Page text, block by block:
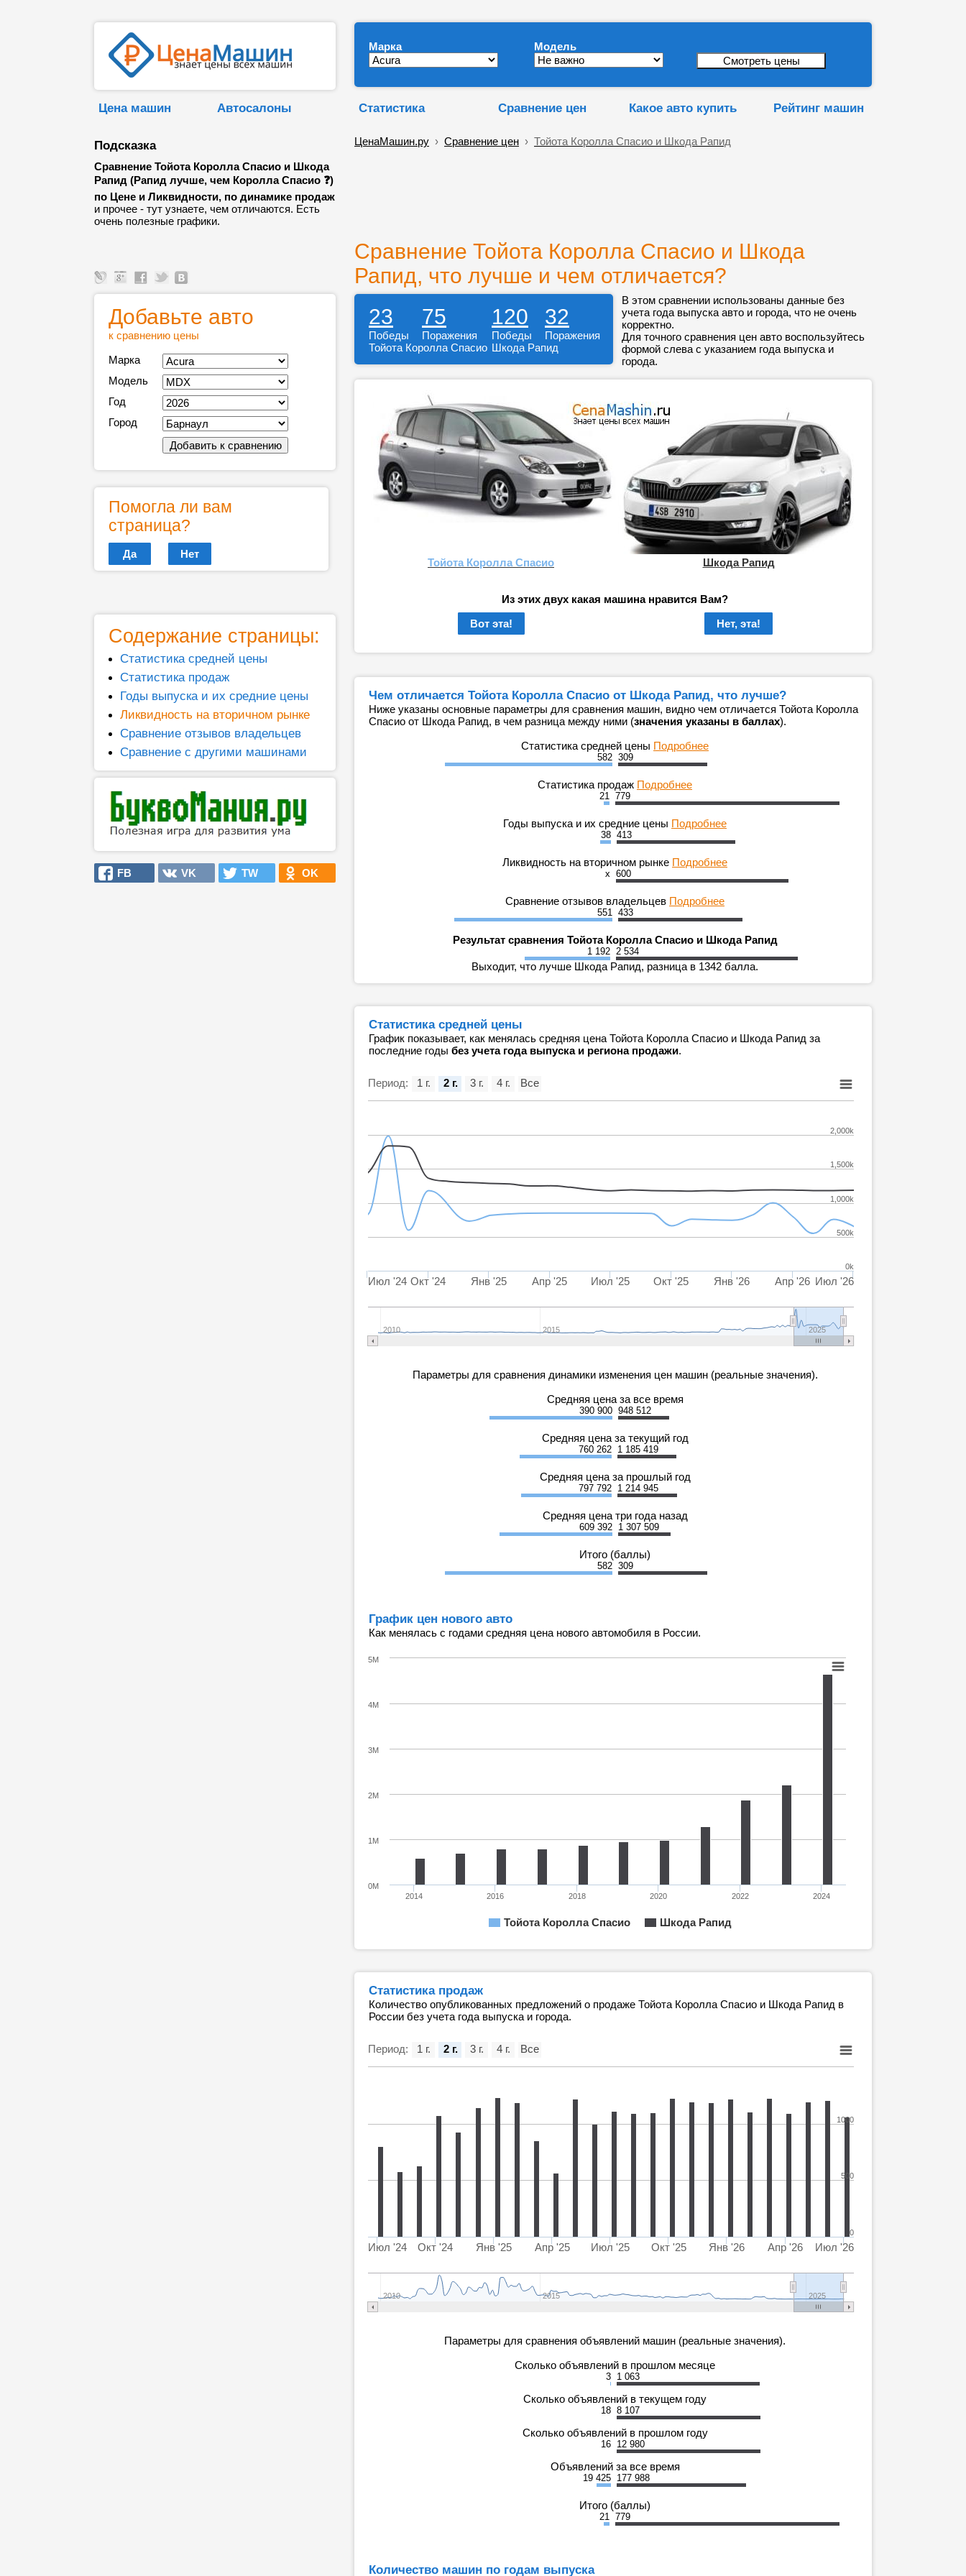
Марка Модель
Цена машин Автосалоны Статистика Сравнение цен Какое авто купить Рейтинг машин
Подсказка
Сравнение Тойота Королла Спасио и Шкода
Рапид (Рапид лучше, чем Королла Спасио ❓)
по Цене и Ликвидности, по динамике продаж
и прочее - тут узнаете, чем отличаются. Есть
очень полезные графики.
ЦенаМашин.ру › Сравнение цен › Тойота Королла Спасио и Шкода Рапид
Сравнение Тойота Королла Спасио и Шкода
Рапид, что лучше и чем отличается?
Добавьте авто
к сравнению цены
Марка
Модель
Год
Город
Помогла ли вам
страница?
Да Нет
Содержание страницы:
Статистика средней цены
Статистика продаж
Годы выпуска и их средние цены
Ликвидность на вторичном рынке
Сравнение отзывов владельцев
Сравнение с другими машинами
FB VK TW OK
23 75 120 32
Победы Поражения Победы
Поражения
Тойота Королла Спасио Шкода Рапид
В этом сравнении использованы данные без
учета года выпуска авто и города, что не очень
корректно.
Для точного сравнения цен авто воспользуйтесь
формой слева с указанием года выпуска и
города.
Тойота Королла Спасио Шкода Рапид
Из этих двух какая машина нравится Вам?
Вот эта!
Нет, эта!
Чем отличается Тойота Королла Спасио от Шкода Рапид, что лучше?
Ниже указаны основные параметры для сравнения машин, видно чем отличается Тойота Королла
Спасио от Шкода Рапид, в чем разница между ними (значения указаны в баллах).
Статистика средней цены Подробнее
582 309
Статистика продаж Подробнее
21 779
Годы выпуска и их средние цены Подробнее
38 413
Ликвидность на вторичном рынке Подробнее
x 600
Сравнение отзывов владельцев Подробнее
551 433
Результат сравнения Тойота Королла Спасио и Шкода Рапид
1 192 2 534
Выходит, что лучше Шкода Рапид, разница в 1342 балла.
Статистика средней цены
График показывает, как менялась средняя цена Тойота Королла Спасио и Шкода Рапид за
последние годы без учета года выпуска и региона продажи.
Период:
Июл '24 Окт '24 Янв '25 Апр '25 Июл '25 Окт '25 Янв '26 Апр '26 Июл '26
2010 2015 2025
500k
1,000k
1,500k
2,000k
0k
1 г. 2 г. 3 г. 4 г. Все
Параметры для сравнения динамики изменения цен машин (реальные значения).
Средняя цена за все время
390 900 948 512
Средняя цена за текущий год
760 262 1 185 419
Средняя цена за прошлый год
797 792 1 214 945
Средняя цена три года назад
609 392 1 307 509
Итого (баллы)
582 309
График цен нового авто
Как менялась с годами средняя цена нового автомобиля в России.
Тойота Королла Спасио Шкода Рапид
2014 2016 2018 2020 2022 2024
0M
1M
2M
3M
4M
5M
Статистика продаж
Количество опубликованных предложений о продаже Тойота Королла Спасио и Шкода Рапид в
России без учета года выпуска и города.
Период:
Июл '24 Окт '24 Янв '25 Апр '25 Июл '25 Окт '25 Янв '26 Апр '26 Июл '26
2010 2015 2025
0
500
1000
1 г. 2 г. 3 г. 4 г. Все
Параметры для сравнения объявлений машин (реальные значения).
Сколько объявлений в прошлом месяце
3 1 063
Сколько объявлений в текущем году
18 8 107
Сколько объявлений в прошлом году
16 12 980
Объявлений за все время
19 425 177 988
Итого (баллы)
21 779
Количество машин по годам выпуска